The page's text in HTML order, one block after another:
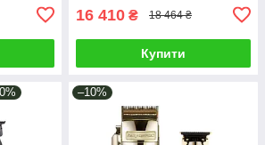
16 410 ₴ 18 464 ₴
Купити
–10%